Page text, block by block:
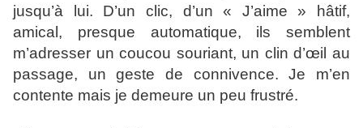
jusqu’à lui. D’un clic, d’un « J’aime » hâtif,
amical, presque automatique, ils semblent
m’adresser un coucou souriant, un clin d’œil au
passage, un geste de connivence. Je m’en
contente mais je demeure un peu frustré.